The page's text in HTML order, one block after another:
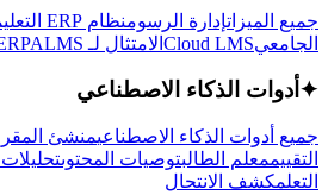
جميع الميزاتإدارة الرسومنظام ERP التعليمي
الجامعيCloud LMS الامتثال لـ FERPA LMS
✦ أدوات الذكاء الاصطناعي
جميع أدوات الذكاء الاصطناعيمنشئ
التقييممعلم الطالبتوصيات المحتوىتحليلات
التعلمكشف الانتحال